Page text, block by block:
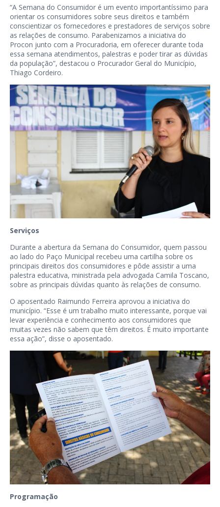
“A Semana do Consumidor é um evento importantíssimo para
orientar os consumidores sobre seus direitos e também
conscientizar os fornecedores e prestadores de serviços sobre
as relações de consumo. Parabenizamos a iniciativa do
Procon junto com a Procuradoria, em oferecer durante toda
essa semana atendimentos, palestras e poder tirar as dúvidas
da população”, destacou o Procurador Geral do Município,
Thiago Cordeiro.
Serviços
Durante a abertura da Semana do Consumidor, quem passou
ao lado do Paço Municipal recebeu uma cartilha sobre os
principais direitos dos consumidores e pôde assistir a uma
palestra educativa, ministrada pela advogada Camila Toscano,
sobre as principais dúvidas quanto às relações de consumo.
O aposentado Raimundo Ferreira aprovou a iniciativa do
município. “Esse é um trabalho muito interessante, porque vai
levar experiência e conhecimento aos consumidores que
muitas vezes não sabem que têm direitos. É muito importante
essa ação”, disse o aposentado.
Programação